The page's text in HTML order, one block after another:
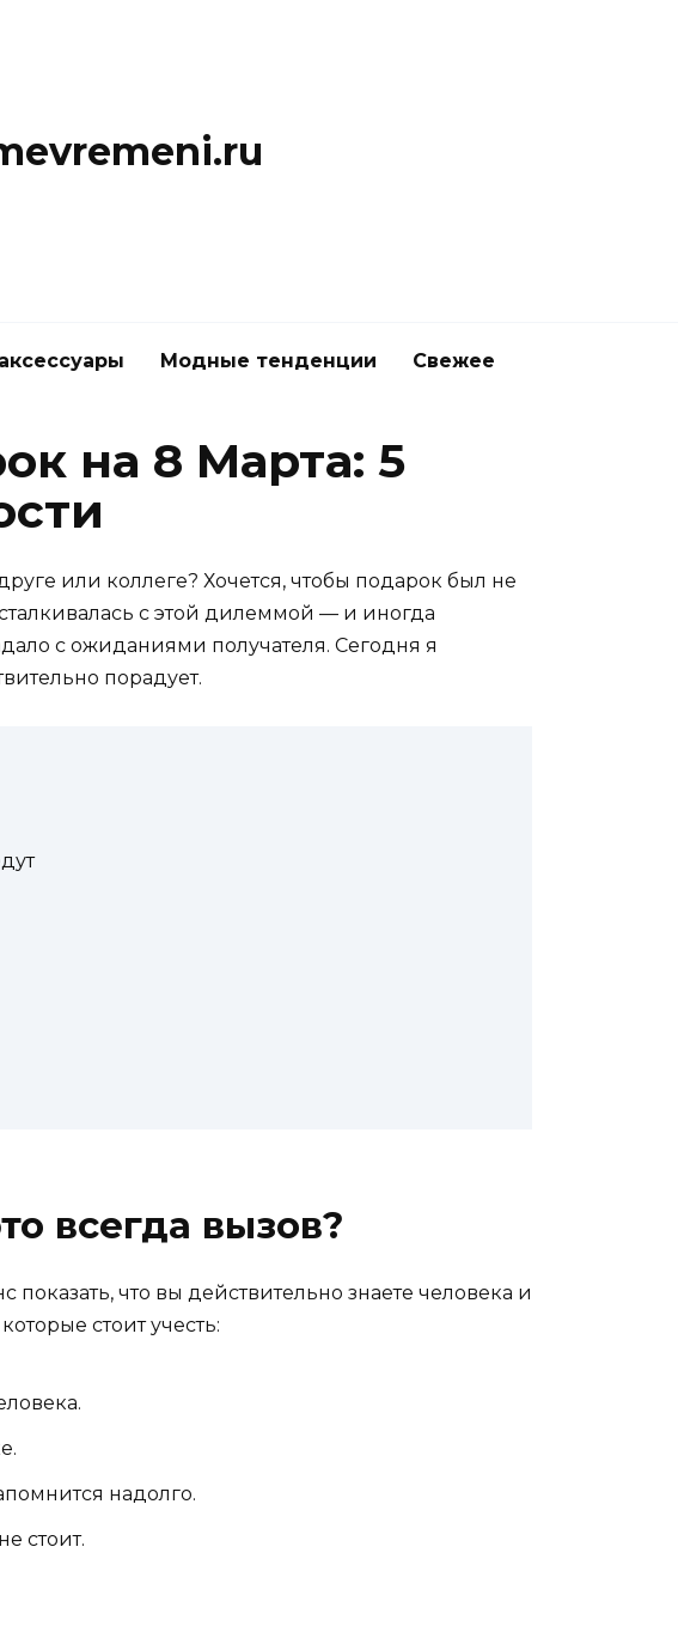
Модные тенденции Свежее
на 8 Марта: 5
или коллеге? Хочется, чтобы подарок был не
с этой дилеммой — и иногда
с ожиданиями получателя. Сегодня я
порадует.
всегда вызов?
что вы действительно знаете человека и
стоит учесть:
надолго.
стоит.